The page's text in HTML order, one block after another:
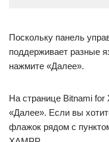
Поскольку панель
поддерживает разные
нажмите «Далее».
На странице Bitnami for
«Далее». Если вы
флажок рядом с